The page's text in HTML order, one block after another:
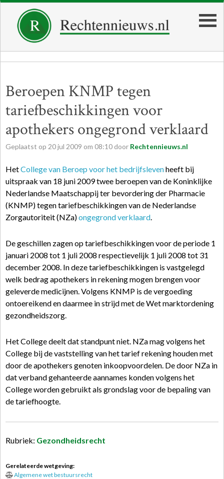
Beroepen KNMP tegen
tariefbeschikkingen voor
apothekers ongegrond verklaard
Geplaatst op 20jul 2009 om 08:10 door Rechtennieuws.nl
HetCollege van Beroep voor het bedrijfslevenheeft bij
uitspraak van 18 juni 2009 twee beroepen van de Koninklijke
Nederlandse Maatschappij ter bevordering der Pharmacie
(KNMP) tegen tariefbeschikkingen van de Nederlandse
Zorgautoriteit (NZa)ongegrond verklaard.
De geschillen zagen op tariefbeschikkingen voor de periode 1
januari 2008 tot 1 juli 2008 respectievelijk 1 juli 2008 tot 31
december 2008. In deze tariefbeschikkingen is vastgelegd
welk bedrag apothekers in rekening mogen brengen voor
geleverde medicijnen. Volgens KNMP is de vergoeding
ontoereikend en daarmee in strijd met de Wet marktordening
gezondheidszorg.
Het College deelt dat standpunt niet. NZa mag volgens het
College bij de vaststelling van het tarief rekening houden met
door de apothekers genoten inkoopvoordelen. De door NZa in
dat verband gehanteerde aannames konden volgens het
College worden gebruikt als grondslag voor de bepaling van
de tariefhoogte.
Rubriek: Gezondheidsrecht
Gerelateerde wetgeving:
Algemene wet bestuursrecht